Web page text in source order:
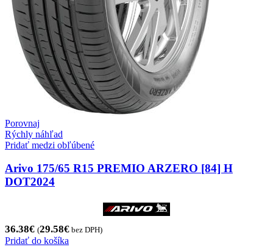
Porovnaj
Rýchly náhľad
Pridať medzi obľúbené
Arivo 175/65 R15 PREMIO ARZERO [84] H
DOT2024
36.38€ (29.58€ bez DPH)
Pridať do košíka